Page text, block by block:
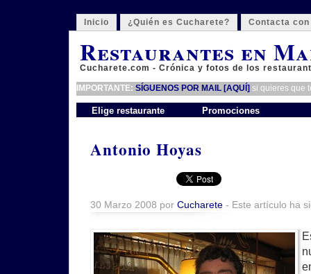
Inicio ¿Quién es Cucharete? Contacta
Restaurantes en
Cucharete.com - Crónica y fotos de los
IMPORTANTE: SÍGUENOS POR MAIL [AQUÍ] si quieres que
Elige restaurante Promociones
Antonio Hoyas
30 Marzo 2008 por Cucharete - Este artículo ha